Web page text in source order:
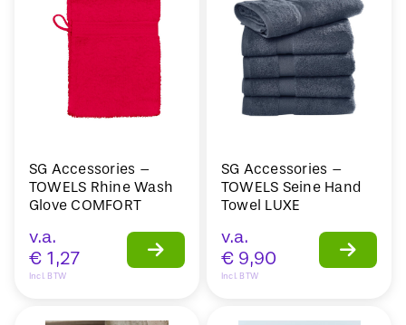
SG Accessories –
TOWELS Rhine Wash
Glove COMFORT
v.a.
€ 1,27
Incl. BTW
SG Accessories –
TOWELS Seine Hand
Towel LUXE
v.a.
€ 9,90
Incl. BTW